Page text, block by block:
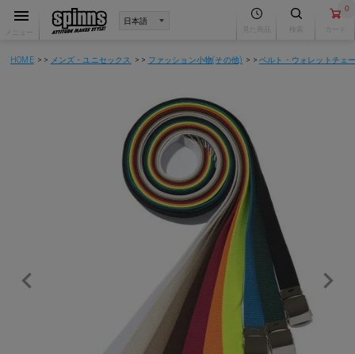
0
HOME メンズ・ユニセックス ファッション小物(その他) ベルト・ウォレットチェ